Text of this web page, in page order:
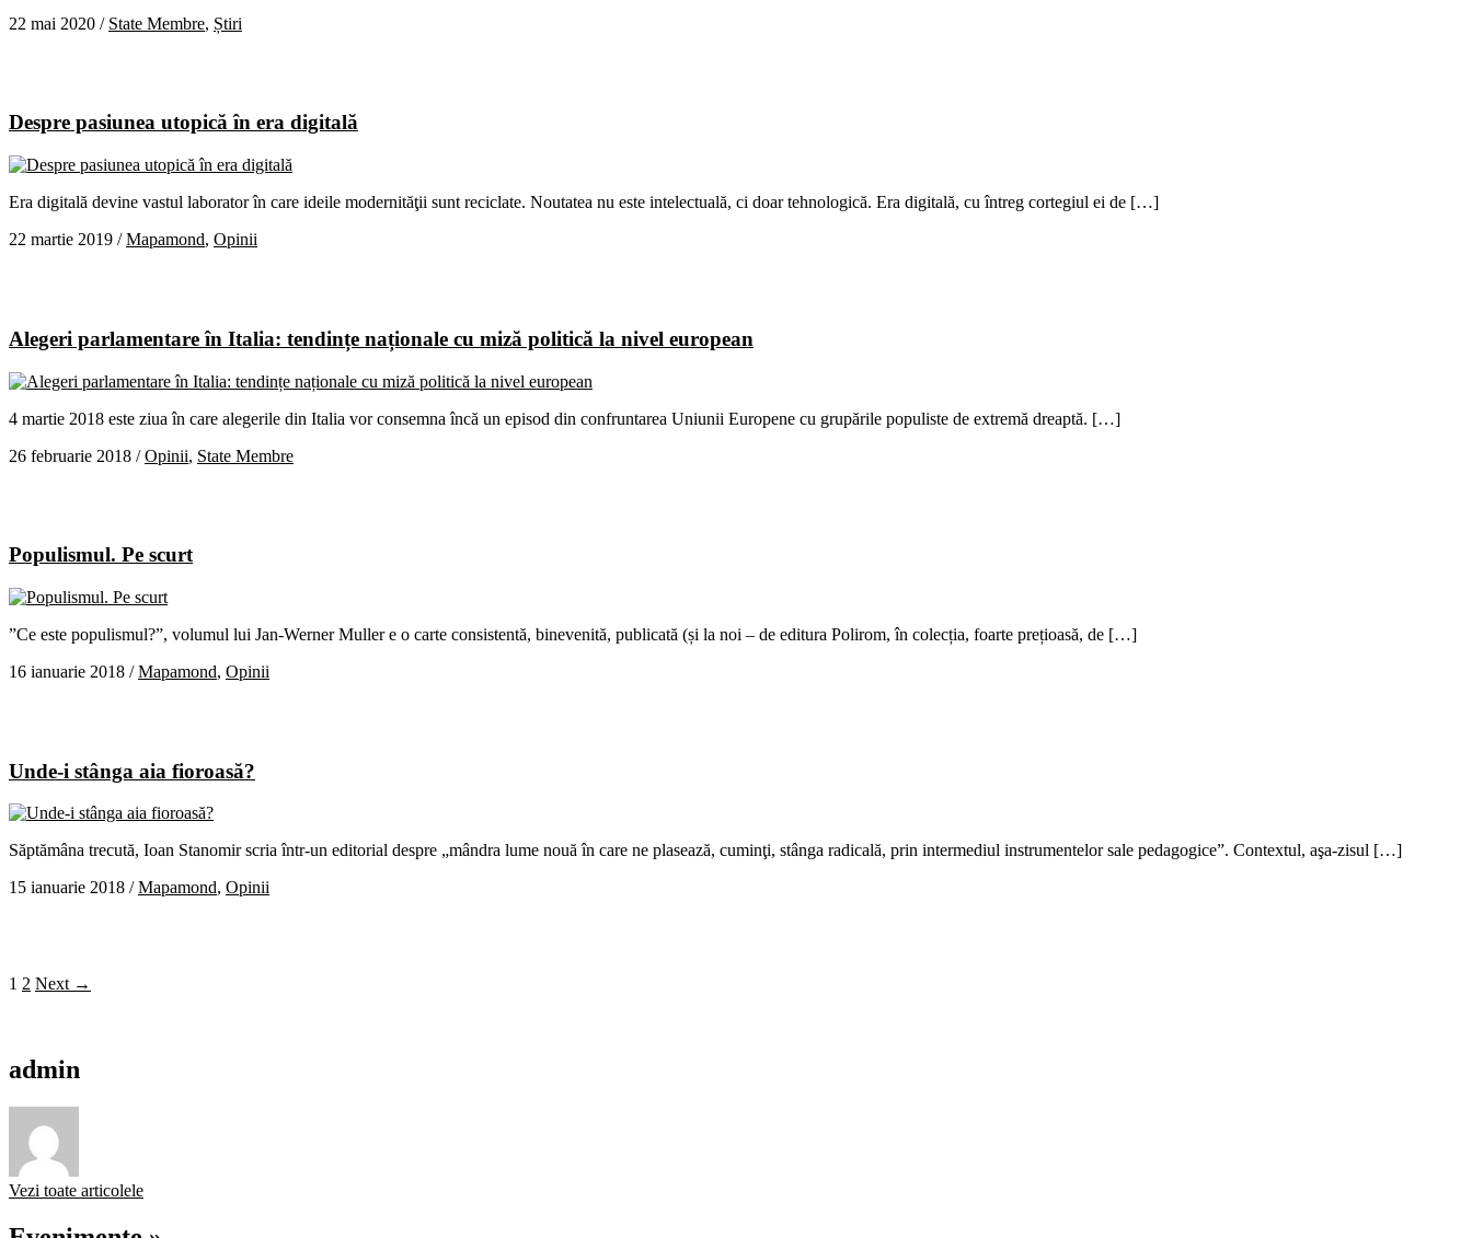
22 mai 2020 / State Membre, Știri
Despre pasiunea utopică în era digitală
Era digitală devine vastul laborator în care ideile modernităţii sunt reciclate. Noutatea nu este intelectuală, ci doar tehnologică. Era digitală, cu întreg cortegiul ei de […]
22 martie 2019 /Mapamond, Opinii
Alegeri parlamentare în Italia: tendințe naționale cu miză politică la nivel european
4 martie 2018 este ziua în care alegerile din Italia vor consemna încă un episod din confruntarea Uniunii Europene cu grupările populiste de extremă dreaptă. […]
26 februarie 2018 /Opinii, State Membre
Populismul. Pe scurt
”Ce este populismul?”, volumul lui Jan-Werner Muller e o carte consistentă, binevenită, publicată (și la noi – de editura Polirom, în colecția, foarte prețioasă, de […]
16 ianuarie 2018 /Mapamond, Opinii
Unde-i stânga aia fioroasă?
Săptămâna trecută, Ioan Stanomir scria într-un editorial despre „mândra lume nouă în care ne plasează, cuminţi, stânga radicală, prin intermediul instrumentelor sale pedagogice”. Contextul, aşa-zisul […]
15 ianuarie 2018 /Mapamond, Opinii
1 2 Next →
admin
Vezi toate articolele